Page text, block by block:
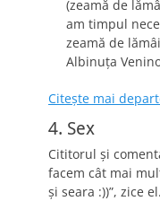
(zeamă de
am timpul
zeamă de
Albinuţa
Citeşte mai
4. Sex
Cititorul şi
facem cât mai
şi seara :))”, zice